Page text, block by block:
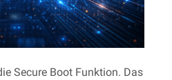
Secure Boot Funktion. Das